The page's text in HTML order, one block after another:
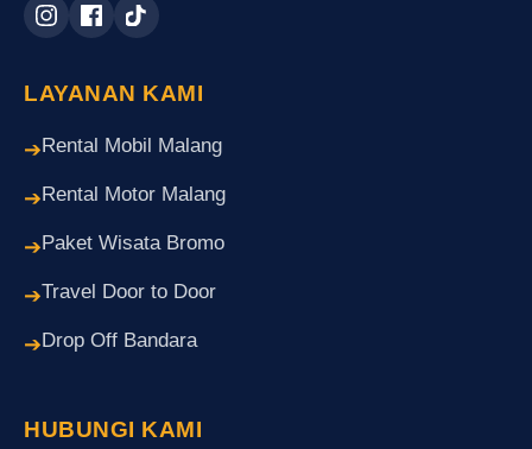
LAYANAN KAMI
➔ Rental Mobil Malang
➔ Rental Motor Malang
➔ Paket Wisata Bromo
➔Travel Door to Door
➔ Drop Off Bandara
HUBUNGI KAMI